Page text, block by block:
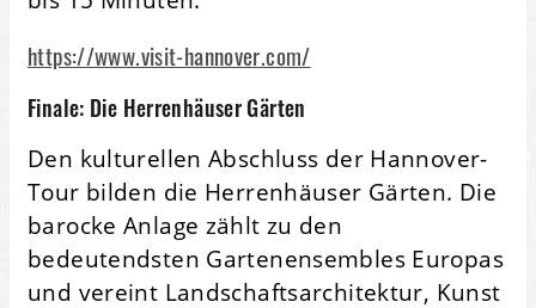
https://www.visit-hannover.com/
Finale: Die Herrenhäuser Gärten
Den kulturellen Abschluss der Hannover-
Tour bilden die Herrenhäuser Gärten. Die
barocke Anlage zählt zu den
bedeutendsten Gartenensembles Europas
und vereint Landschaftsarchitektur, Kunst